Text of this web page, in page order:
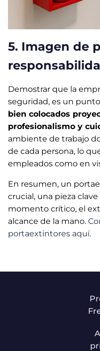
5. Imagen de
Demostrar que la
seguridad, es un
bien colocados
profesionalismo y
ambiente de trabajo
de cada persona, lo
empleados como en
En resumen, un
crucial, una pieza
momento crítico, el
alcance de la mano.
portaextintores aquí.